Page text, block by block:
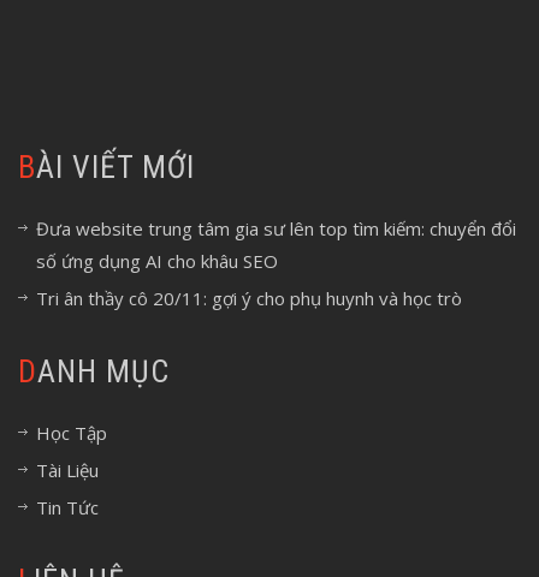
BÀI VIẾT MỚI
Đưa website trung tâm gia sư lên top tìm kiếm: chuyển đổi
số ứng dụng AI cho khâu SEO
Tri ân thầy cô 20/11: gợi ý cho phụ huynh và học trò
DANH MỤC
Học Tập
Tài Liệu
Tin Tức